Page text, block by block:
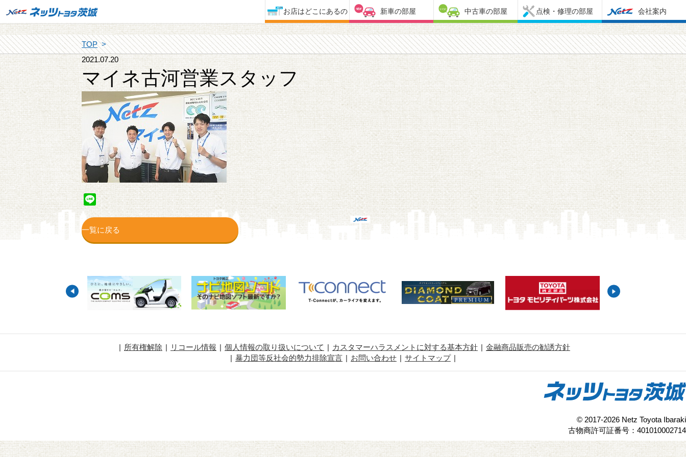
お店はどこにあるの 新車の部屋 中古車の部屋 点検・修理の部屋 会社案内
TOP
2021.07.20
マイネ古河営業スタッフ
Line
一覧に戻る
所有権解除 リコール情報 個人情報の取り扱いについて カスタマーハラスメントに対する基本方針
金融商品販売の勧誘方針
暴力団等反社会的勢力排除宣言
お問い合わせ サイトマップ
© 2017-2026 Netz Toyota Ibaraki
古物商許可証番号：401010002714